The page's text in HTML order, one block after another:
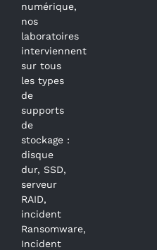
numérique,
nos
laboratoires
interviennent
sur tous
les types
de
supports
de
stockage :
disque
dur, SSD,
serveur
RAID,
incident
Ransomware,
Incident